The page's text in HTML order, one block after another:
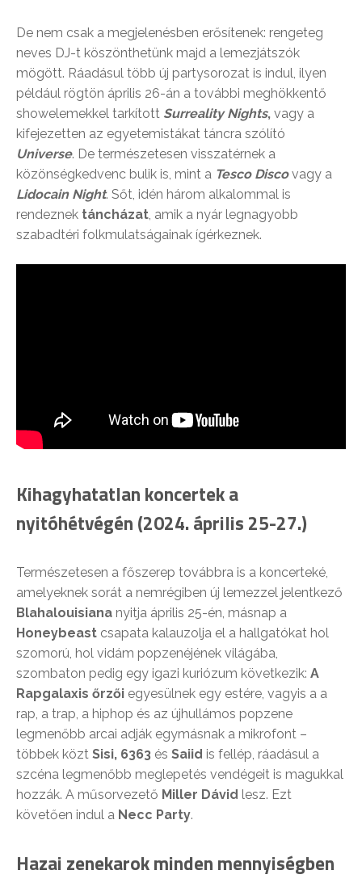
De nem csak a megjelenésben erősítenek: rengeteg
neves DJ-t köszönthetünk majd a lemezjátszók
mögött. Ráadásul több új partysorozat is indul, ilyen
például rögtön április 26-án a további meghökkentő
showelemekkel tarkított Surreality Nights, vagy a
kifejezetten az egyetemistákat táncra szólító
Universe. De természetesen visszatérnek a
közönségkedvenc bulik is, mint a Tesco Discovagy a
Lidocain Night. Sőt, idén három alkalommal is
rendeznek táncházat, amik a nyár legnagyobb
szabadtéri folkmulatságainak ígérkeznek.
Kihagyhatatlan koncertek a
nyitóhétvégén (2024. április 25-27.)
Természetesen a főszerep továbbra is a koncerteké,
amelyeknek sorát a nemrégiben új lemezzel jelentkező
Blahalouisiana nyitja április 25-én, másnap a
Honeybeast csapata kalauzolja el a hallgatókat hol
szomorú, hol vidám popzenéjének világába,
szombaton pedig egy igazi kuriózum következik: A
Rapgalaxis őrzői egyesülnek egy estére, vagyis a a
rap, a trap, a hiphop és az újhullámos popzene
legmenőbb arcai adják egymásnak a mikrofont –
többek közt Sisi, 6363 és Saiid is fellép, ráadásul a
szcéna legmenőbb meglepetés vendégeit is magukkal
hozzák. A műsorvezető Miller Dávid lesz. Ezt
követően indul a Necc Party.
Hazai zenekarok minden mennyiségben